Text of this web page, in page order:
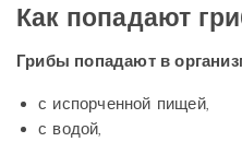
Как попадают
Грибы попадают в
с испорченной пищей,
с водой,